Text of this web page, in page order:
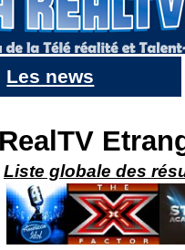
Les news
Liste globale des